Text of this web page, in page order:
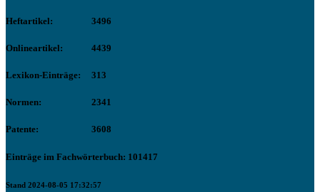
Heftartikel: 3496
Onlineartikel: 4439
Lexikon-Einträge: 313
Normen: 2341
Patente: 3608
Einträge im Fachwörterbuch: 101417
Stand 2024-08-05 17:32:57